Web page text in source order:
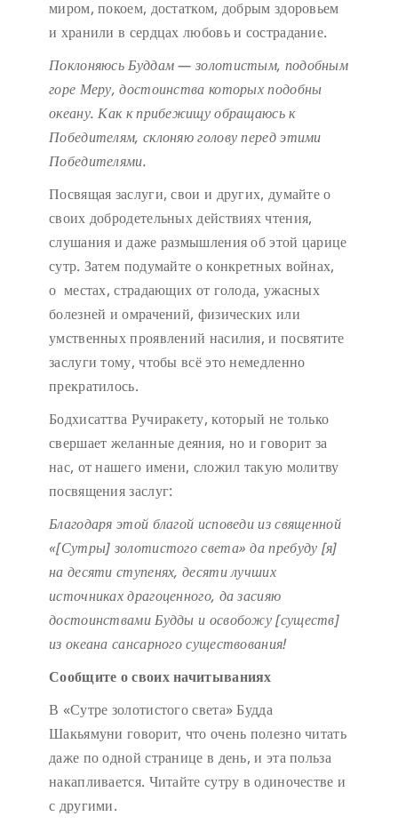
миром, покоем, достатком, добрым здоровьем
и хранили в сердцах любовь и сострадание.
Поклоняюсь Буддам — золотистым, подобным
горе Меру, достоинства которых подобны
океану. Как к прибежищу обращаюсь к
Победителям, склоняю голову перед этими
Победителями.
Посвящая заслуги, свои и других, думайте о
своих добродетельных действиях чтения,
слушания и даже размышления об этой царице
сутр. Затем подумайте о конкретных войнах,
о местах, страдающих от голода, ужасных
болезней и омрачений, физических или
умственных проявлений насилия, и посвятите
заслуги тому, чтобы всё это немедленно
прекратилось.
Бодхисаттва Ручиракету, который не только
свершает желанные деяния, но и говорит за
нас, от нашего имени, сложил такую молитву
посвящения заслуг:
Благодаря этой благой исповедииз священной
«[Сутры] золотистого света» да пребуду [я]
на десяти ступенях, десяти лучших
источниках драгоценного, да засияю
достоинствами Будды и освобожу [существ]
из океана сансарного существования!
Сообщите о своих начитываниях
В «Сутре золотистого света» Будда
Шакьямуни говорит, что очень полезно читать
даже по одной странице в день, и эта польза
накапливается. Читайте сутру в одиночестве и
с другими.